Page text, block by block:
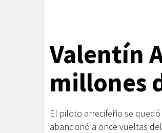
Valentín
millones
El piloto arrecifeño se
abandonó a once vueltas